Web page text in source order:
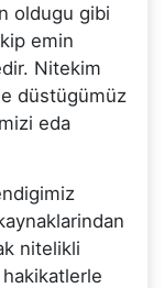
oldugu gibi
emin
Nitekim
düstügümüz
eda
nitelikli